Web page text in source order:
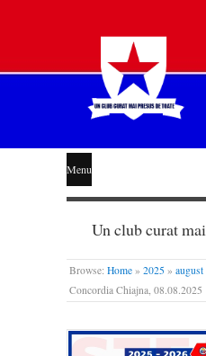
STEAUA
LIBERĂ
Menu
Un club curat
Browse: Home » 2025 » august
Concordia Chiajna, 08.08.2025